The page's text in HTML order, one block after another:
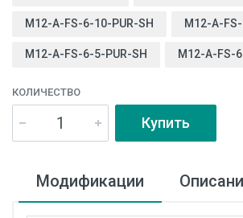
M12-A-FS-6-10-PUR-SH M12-A-
M12-A-FS-6-5-PUR-SH M12-A-FS-
КОЛИЧЕСТВО
Купить
Модификации